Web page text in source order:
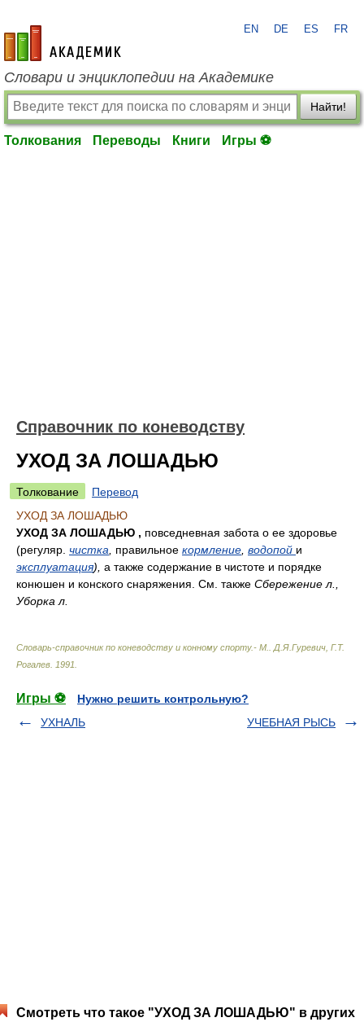
academic.ru
EN DE ES FR
Словари и энциклопедии на Академике
Найти!
Толкования Переводы Книги Игры ⚽
Справочник по коневодству
УХОД ЗА ЛОШАДЬЮ
Толкование
Перевод
УХОД ЗА ЛОШАДЬЮ
УХОД ЗА ЛОШАДЬЮ , повседневная забота о ее здоровье
(регуляр. чистка правильное кормление водопой и
эксплуатация), а также содержание в чистоте и порядке
конюшен и конского снаряжения. См. также Сбережение л.,
Уборка л.
Словарь-справочник по коневодству и конному спорту.- М.
Д.Я.Гуревич, Г.Т.
Рогалев 1991
Игры ⚽
Нужно решить контрольную?
УХНАЛЬ
УЧЕБНАЯ РЫСЬ
Смотреть что такое "УХОД ЗА ЛОШАДЬЮ" в других